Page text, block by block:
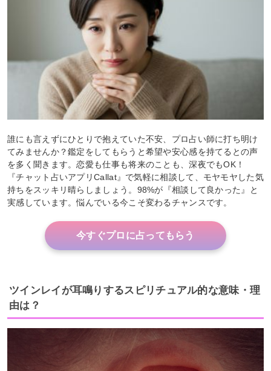
誰にも言えずにひとりで抱えていた不安、プロ占い師に打ち明け
てみませんか？鑑定をしてもらうと希望や安心感を持てるとの声
を多く聞きます。恋愛も仕事も将来のことも、深夜でもOK！
『チャット占いアプリCallat』で気軽に相談して、モヤモヤした気
持ちをスッキリ晴らしましょう。98%が『相談して良かった』と
実感しています。悩んでいる今こそ変わるチャンスです。
今すぐプロに占ってもらう
ツインレイが耳鳴りするスピリチュアル的な意味・理
由は？